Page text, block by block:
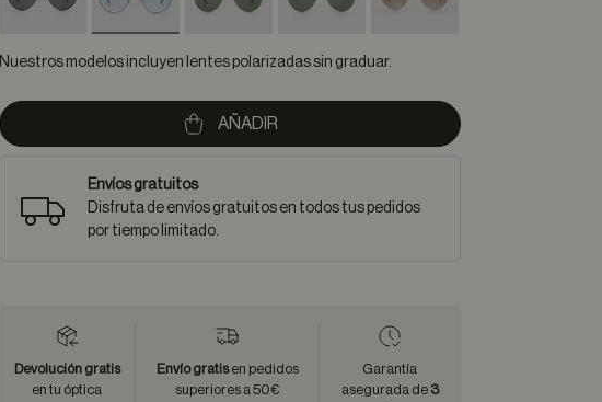
Nuestros modelos incluyen lentes polarizadas sin graduar.
AÑADIR
Envíos gratuitos
Disfruta de envíos gratuitos en todos tus pedidos
por tiempo limitado.
Devolución gratis
en tu óptica
Envío gratisen pedidos
superiores a 50€
Garantía
asegurada de 3